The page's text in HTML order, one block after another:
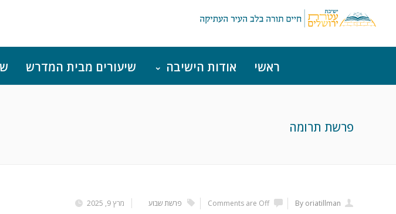
ראשי אודות הישיבה שיעורים מבית המדרש
פרשת תרומה
מרץ 9, 2025 By oriatillman
Comments are Off פרשת שבוע